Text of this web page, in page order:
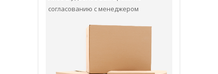
согласованию с менеджером